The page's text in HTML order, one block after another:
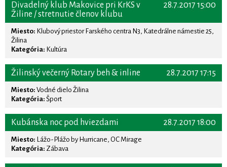
28.7.2017 15:00
Divadelný klub Makovice pri KrKS v
Žiline / stretnutie členov klubu
Miesto: Klubový priestor Farského centra N3, Katedrálne námestie 25,
Žilina
Kategória: Kultúra
28.7.2017 17:15
Žilinský večerný Rotary beh & inline
Miesto: Vodné dielo Žilina
Kategória: Šport
28.7.2017 18:00
Kubánska noc pod hviezdami
Miesto: Lážo-Plážo by Hurricane, OC Mirage
Kategória: Zábava